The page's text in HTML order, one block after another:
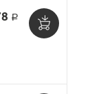
Р